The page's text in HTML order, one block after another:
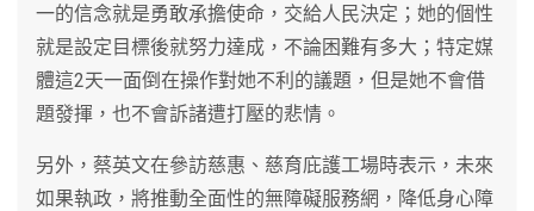
一的信念就是勇敢承擔使命，交給人民決定；她的個性
就是設定目標後就努力達成，不論困難有多大；特定媒
體這2天一面倒在操作對她不利的議題，但是她不會借
題發揮，也不會訴諸遭打壓的悲情。
另外，蔡英文在參訪慈惠、慈育庇護工場時表示，未來
如果執政，將推動全面性的無障礙服務網，降低身心障